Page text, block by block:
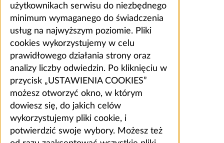
użytkownikach serwisu do niezbędnego
minimum wymaganego do świadczenia
usług na najwyższym poziomie. Pliki
cookies wykorzystujemy w celu
prawidłowego działania strony oraz
analizy liczby odwiedzin. Po kliknięciu w
przycisk „USTAWIENIA COOKIES”
możesz otworzyć okno, w którym
dowiesz się, do jakich celów
wykorzystujemy pliki cookie, i
potwierdzić swoje wybory. Możesz też